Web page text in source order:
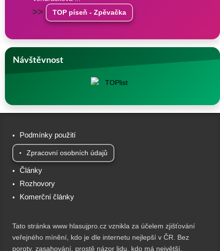
>> TOP píseň - Zpěvačka
Návštěvnost
Podmínky použití
Zpracovní osobních údajů
Články
Rozhovory
Komerční články
Tato stránka www hlasujpro.cz vznikla za účelem zjišťování
veřejného mínění, kdo je dle internetu nejlepší v ČR. Bez
poroty, zasahování, prostě názor lidu, kdo má největší,